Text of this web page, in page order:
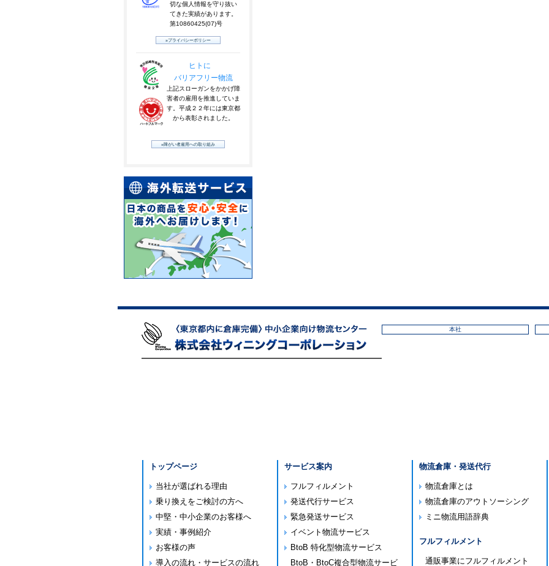
切な個人情報を守り抜い
てきた実績があります。
第10860425(07)号
»プライバシーポリシー
ヒトに
バリアフリー物流
上記スローガンをかかげ障
害者の雇用を推進していま
す。平成２２年には東京都
から表彰されました。
»障がい者雇用への取り組み
本社
トップページ
当社が選ばれる理由
乗り換えをご検討の方へ
中堅・中小企業のお客様へ
実績・事例紹介
お客様の声
導入の流れ・サービスの流れ
サービス案内
フルフィルメント
発送代行サービス
緊急発送サービス
イベント物流サービス
BtoB 特化型物流サービス
BtoB・BtoC複合型物流サービ
物流倉庫・発送代行
物流倉庫とは
物流倉庫のアウトソーシング
ミニ物流用語辞典
フルフィルメント
通販事業にフルフィルメント